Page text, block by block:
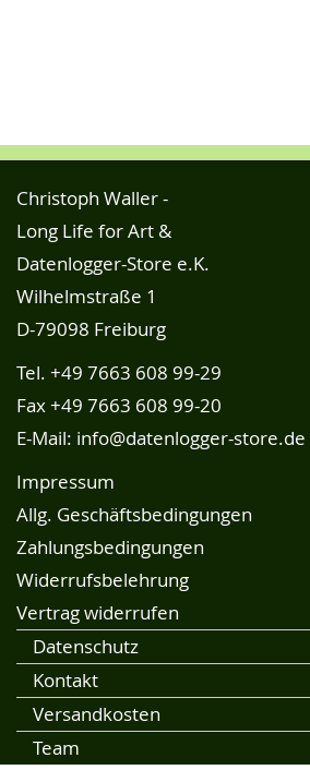
Christoph Waller -
Long Life for Art &
Datenlogger-Store e.K.
Wilhelmstraße 1
D-79098 Freiburg
Tel. +49 7663 608 99-29
Fax +49 7663 608 99-20
E-Mail: info@datenlogger-store.de
Impressum
Allg. Geschäftsbedingungen
Zahlungsbedingungen
Widerrufsbelehrung
Vertrag widerrufen
Datenschutz
Kontakt
Versandkosten
Team